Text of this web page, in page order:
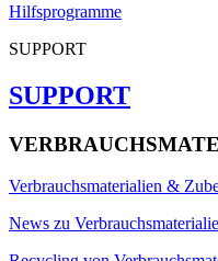
Hilfsprogramme
SUPPORT
SUPPORT
Verbrauchsmaterialien &
News zu